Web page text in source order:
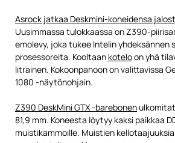
Asrock jatkaa Deskmini-koneidensa
Uusimmassa tulokkaassa on Z390-
emolevy, joka tukee Intelin yhdeksännen
prosessoreita. Kooltaan koteloon yhä
litrainen. Kokoonpanoon on valittavissa
1080 -näytönohjain.
Z390 DeskMini GTX -barebonenulkomitat
81,9 mm. Koneesta löytyy kaksi paikkaa
muistikammoille. Muistien